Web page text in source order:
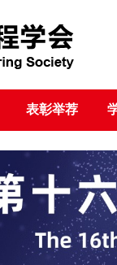
表彰举荐